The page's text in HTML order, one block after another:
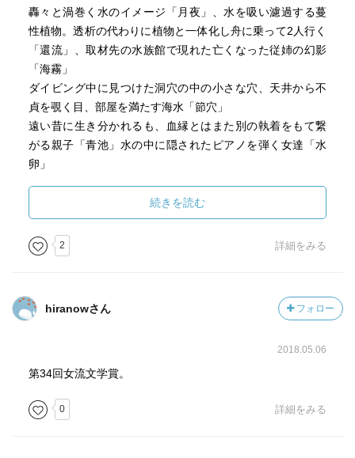
轟々と渦巻く水のイメージ「月夜」、水を吸い濾過する蔓
性植物。透析の代わりに植物と一体化し舟に乗って2人行く
「還流」、取材先の水族館で現れた亡くなった従姉の幻影
「海霧」
ダイビング中に見つけた洞穴の中の小さな穴、天井から不
貞を覗く目、部屋を満たす海水「節穴」
遠い昔に生き分かれるも、血縁とはまた別の執着をもて繋
がる親子「青池」水の中に隠されたピアノを弾く女達「水
卵」
「浮揚」「傷口」「消失」など生々しい性の匂いが強い物
もあれば、切なさと閉じた世界に入り死に向かって行くよ
うなラストの「還流」「水卵」等もある。
の中で掴んだ白い物体。それは月で、今でも月には祖父の
指の痕が残っている…
続きを読む
2 詳細をみる
hiranowさん フォロー
2018.05.06
第34回女流文学賞。
0 詳細をみる